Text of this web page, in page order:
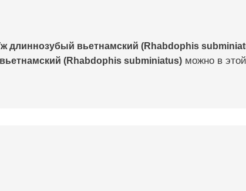
длиннозубый вьетнамский (Rhabdophis
(Rhabdophis subminiatus) можно в